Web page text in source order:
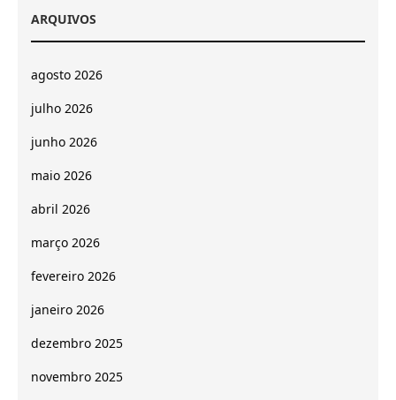
ARQUIVOS
agosto 2026
julho 2026
junho 2026
maio 2026
abril 2026
março 2026
fevereiro 2026
janeiro 2026
dezembro 2025
novembro 2025